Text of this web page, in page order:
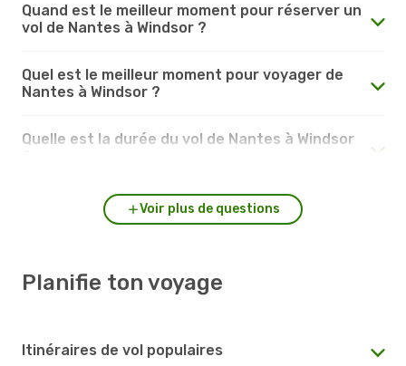
Quand est le meilleur moment pour réserver un
vol de Nantes à Windsor ?
Quel est le meilleur moment pour voyager de
Nantes à Windsor ?
Quelle est la durée du vol de Nantes à Windsor
Voir plus de questions
Planifie ton voyage
Itinéraires de vol populaires